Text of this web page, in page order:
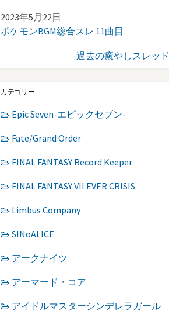
2023年5月22日
ポケモンBGM総合スレ 11曲目
過去の癒やしスレッド
カテゴリー
Epic Seven-エピックセブン-
Fate/Grand Order
FINAL FANTASY Record Keeper
FINAL FANTASY VII EVER CRISIS
Limbus Company
SINoALICE
アークナイツ
アーマード・コア
アイドルマスターシンデレラガール